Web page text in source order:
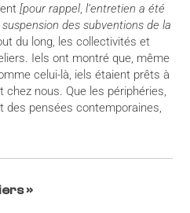
[pour rappel,l’entretien a été
des subventions de la
du long, les collectivités et
Iels ont montré que, même
celui-là, iels étaient prêts à
nous. Que les périphéries,
des pensées contemporaines,
»